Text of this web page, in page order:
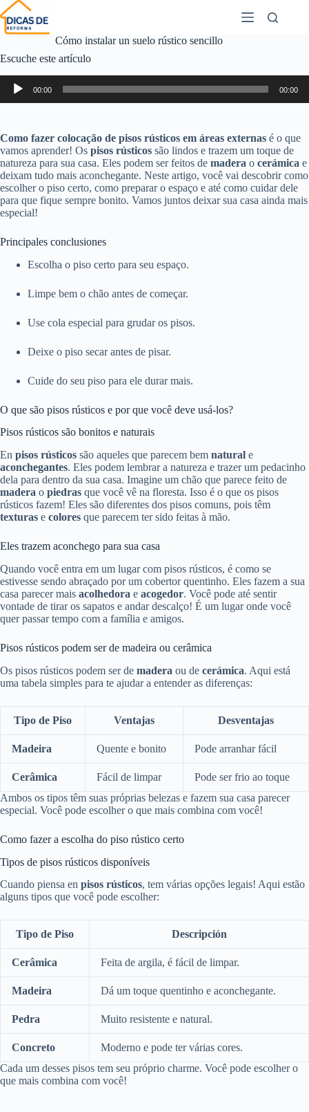
Cómo instalar un suelo rústico sencillo
Escuche este artículo
Reproductor
audio
00:00 00:00
Como fazer colocação de pisos rústicos em áreas externas é o que
vamos aprender! Os pisos rústicos são lindos e trazem um toque de
natureza para sua casa. Eles podem ser feitos de madera o cerámica e
deixam tudo mais aconchegante. Neste artigo, você vai descobrir como
escolher o piso certo, como preparar o espaço e até como cuidar dele
para que fique sempre bonito. Vamos juntos deixar sua casa ainda mais
especial!
Principales conclusiones
Escolha o piso certo para seu espaço.
Limpe bem o chão antes de começar.
Use cola especial para grudar os pisos.
Deixe o piso secar antes de pisar.
Cuide do seu piso para ele durar mais.
O que são pisos rústicos e por que você deve usá-los?
Pisos rústicos são bonitos e naturais
En pisos rústicos são aqueles que parecem bem natural e
aconchegantes. Eles podem lembrar a natureza e trazer um pedacinho
dela para dentro da sua casa. Imagine um chão que parece feito de
madera o piedras que você vê na floresta. Isso é o que os pisos
rústicos fazem! Eles são diferentes dos pisos comuns, pois têm
texturas e colores que parecem ter sido feitas à mão.
Eles trazem aconchego para sua casa
Quando você entra em um lugar com pisos rústicos, é como se
estivesse sendo abraçado por um cobertor quentinho. Eles fazem a sua
casa parecer mais acolhedora e acogedor. Você pode até sentir
vontade de tirar os sapatos e andar descalço! É um lugar onde você
quer passar tempo com a família e amigos.
Pisos rústicos podem ser de madeira ou cerâmica
Os pisos rústicos podem ser de madera ou de cerámica. Aqui está
uma tabela simples para te ajudar a entender as diferenças:
Tipo de Piso Ventajas Desventajas
Madeira Quente e bonito Pode arranhar fácil
Cerâmica Fácil de limpar
Pode ser frio ao toque
Ambos os tipos têm suas próprias belezas e fazem sua casa parecer
especial. Você pode escolher o que mais combina com você!
Como fazer a escolha do piso rústico certo
Tipos de pisos rústicos disponíveis
Cuando piensa en pisos rústicos, tem várias opções legais! Aqui estão
alguns tipos que você pode escolher:
Tipo de Piso Descripción
Cerâmica Feita de argila, é fácil de limpar.
Madeira Dá um toque quentinho e aconchegante.
Pedra Muito resistente e natural.
Concreto
Moderno e pode ter várias cores.
Cada um desses pisos tem seu próprio charme. Você pode escolher o
que mais combina com você!